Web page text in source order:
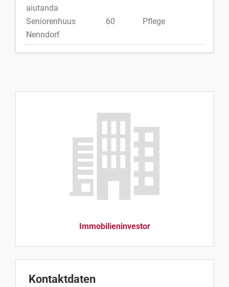
aiutanda
Seniorenhuus
Nenndorf
60 Pflege
Immobilieninvestor
Kontaktdaten